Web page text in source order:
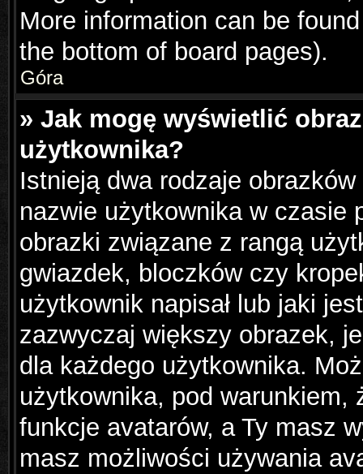
More information can be
the bottom of board pages).
Góra
» Jak mogę wyświetlić
użytkownika?
Istnieją dwa rodzaje
nazwie użytkownika w czasie
obrazki związane z rangą
gwiazdek, bloczków czy
użytkownik napisał lub jaki
zazwyczaj większy obrazek,
dla każdego użytkownika.
użytkownika, pod warunkiem,
funkcje avatarów, a Ty masz
masz możliwości używania